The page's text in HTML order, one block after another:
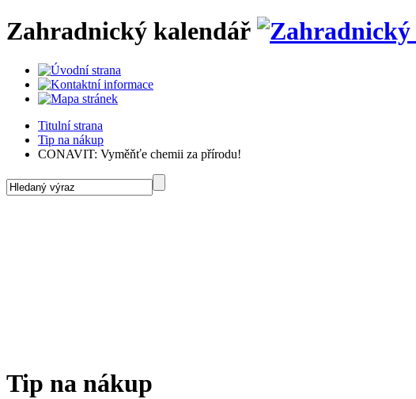
Zahradnický kalendář
Titulní strana
Tip na nákup
CONAVIT: Vyměňťe chemii za přírodu!
Tip na nákup